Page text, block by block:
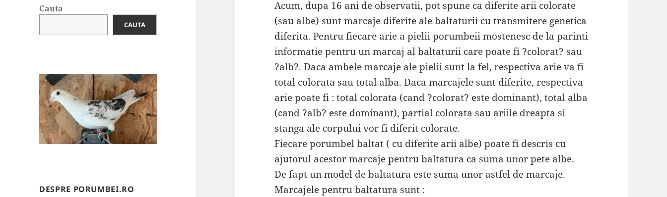
Cauta
CAUTA
DESPRE PORUMBEI.RO
Acum, dupa 16 ani de observatii, pot spune ca diferite arii colorate
(sau albe) sunt marcaje diferite ale baltaturii cu transmitere genetica
diferita. Pentru fiecare arie a pielii porumbeii mostenesc de la parinti
informatie pentru un marcaj al baltaturii care poate fi ?colorat? sau
?alb?. Daca ambele marcaje ale pielii sunt la fel, respectiva arie va fi
total colorata sau total alba. Daca marcajele sunt diferite, respectiva
arie poate fi : total colorata (cand ?colorat? este dominant), total alba
(cand ?alb? este dominant), partial colorata sau ariile dreapta si
stanga ale corpului vor fi diferit colorate.
Fiecare porumbel baltat ( cu diferite arii albe) poate fi descris cu
ajutorul acestor marcaje pentru baltatura ca suma unor pete albe.
De fapt un model de baltatura este suma unor astfel de marcaje.
Marcajele pentru baltatura sunt :